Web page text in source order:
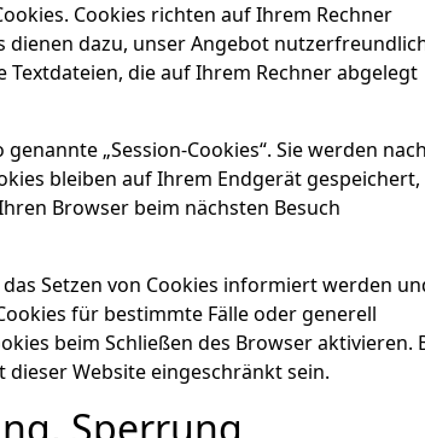
Cookies richten auf Ihrem Rechner
dienen dazu, unser Angebot
die auf Ihrem Rechner abgelegt
„Session-Cookies“. Sie werden nach
bleiben auf Ihrem Endgerät gespeichert,
Browser beim nächsten Besuch
Setzen von Cookies informiert werden
für bestimmte Fälle oder generell
beim Schließen des Browser aktivieren.
Website eingeschränkt sein.